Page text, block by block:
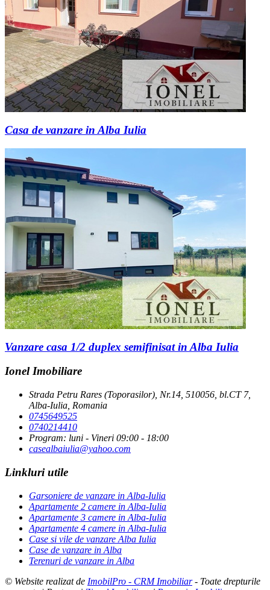
Casa de vanzare in Alba Iulia
Vanzare casa 1/2 duplex semifinisat in Alba Iulia
Ionel Imobiliare
Strada Petru Rares (Toporasilor), Nr.14, 510056, bl.CT 7,
Alba-Iulia, Romania
0745649525
0740214410
Program: luni - Vineri 09:00 - 18:00
casealbaiulia@yahoo.com
Linkluri utile
Garsoniere de vanzare in Alba-Iulia
Apartamente 2 camere in Alba-Iulia
Apartamente 3 camere in Alba-Iulia
Apartamente 4 camere in Alba-Iulia
Case si vile de vanzare Alba Iulia
Case de vanzare in Alba
Terenuri de vanzare in Alba
© Website realizat de ImobilPro - CRM Imobiliar- Toate drepturile